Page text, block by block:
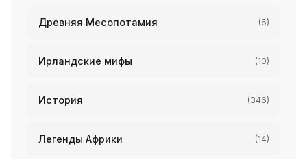
Древняя Месопотамия (6)
Ирландские мифы (10)
История (346)
Легенды Африки (14)